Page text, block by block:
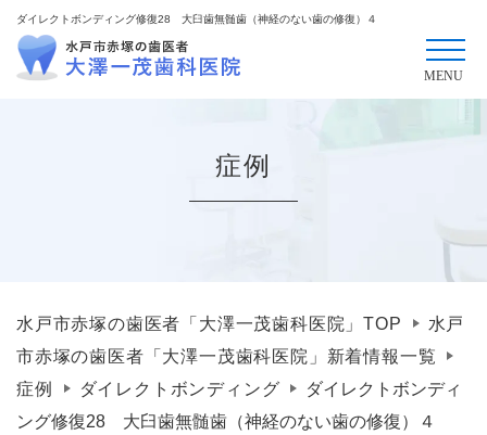
ダイレクトボンディング修復28 大臼歯無髄歯（神経のない歯の修復）４
症例
水戸市赤塚の歯医者「大澤一茂歯科医院」TOP
水戸
市赤塚の歯医者「大澤一茂歯科医院」新着情報一覧
症例
ダイレクトボンディング
ダイレクトボンディ
ング修復28 大臼歯無髄歯（神経のない歯の修復）４